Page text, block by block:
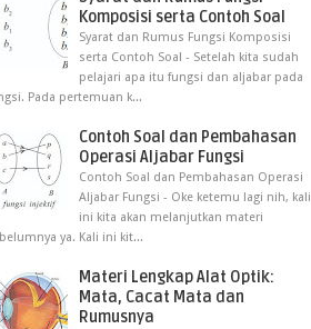
Komposisi serta Contoh Soal
Syarat dan Rumus Fungsi Komposisi
serta Contoh Soal - Setelah kita sudah
pelajari apa itu fungsi dan aljabar pada
Pada pertemuan k...
Contoh Soal dan Pembahasan
Operasi Aljabar Fungsi
Contoh Soal dan Pembahasan Operasi
Aljabar Fungsi - Oke ketemu lagi nih, kali
ini kita akan melanjutkan materi
ya. Kali ini kit...
Materi Lengkap Alat Optik:
Mata, Cacat Mata dan
Rumusnya